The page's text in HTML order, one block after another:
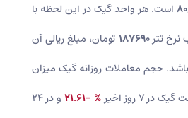
است. هر واحد گیک در این لحظه با
نرخ تتر187690 تومان، مبلغ ریالی آن
حجم معاملات روزانه گیک میزان
7 روز اخیر % -21.61
و در ۲۴